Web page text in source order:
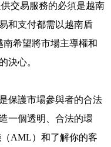
交易服務的必須是越南
和支付都需以越南盾
南希望將市場主導權和
決心。
保護市場參與者的合法
一個透明、合法的環
AML）和了解你的客